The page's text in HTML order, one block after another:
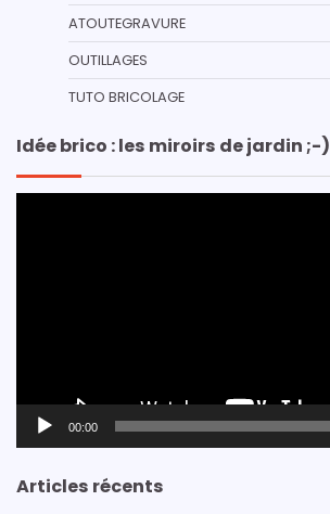
ATOUTEGRAVURE
OUTILLAGES
TUTO BRICOLAGE
Idée brico : les miroirs de jardin ;-)
00:00
Articles récents